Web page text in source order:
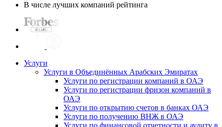
В числе лучших компаний рейтинга
Услуги
Услуги в Объединённых Арабских Эмиратах
Услуги по регистрации компаний в ОАЭ
Услуги по регистрации фризон компаний в
ОАЭ
Услуги по открытию счетов в банках ОАЭ
Услуги по получению ВНЖ в ОАЭ
Услуги по финансовой отчетности и аудиту в